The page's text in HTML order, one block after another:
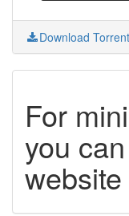
Download Torrent
For
you